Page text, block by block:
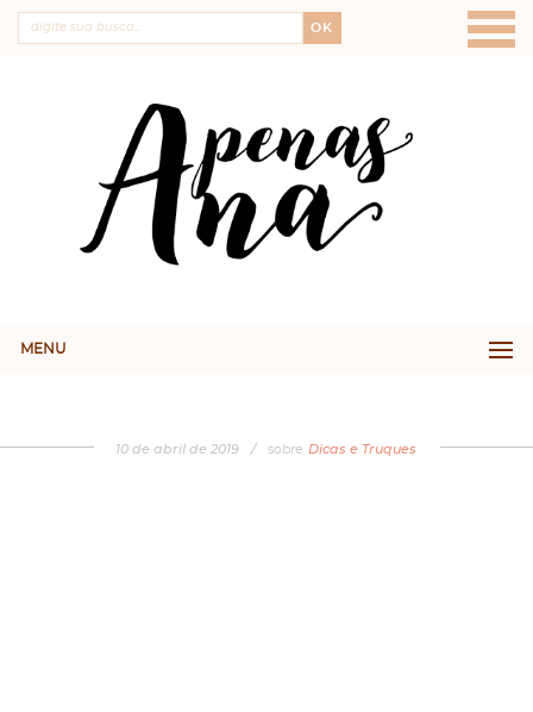
OK
MENU
10 de abril de 2019 / sobre Dicas e Truques